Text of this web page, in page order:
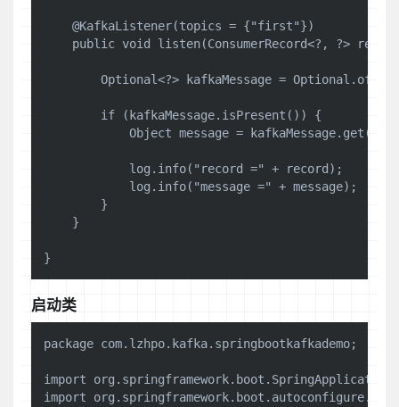
    @KafkaListener(topics = {"first"})
public void listen(ConsumerRecord<?, ?>
Optional<?> kafkaMessage =
        if (kafkaMessage.isPresent()) {
            Object message = kafkaMessage.get();
            log.info("record =" + record);
            log.info("message =" + message);
        }
    }
启动类
package com.lzhpo.kafka.springbootkafkademo;
import org.springframework.boot.SpringApplication;
import